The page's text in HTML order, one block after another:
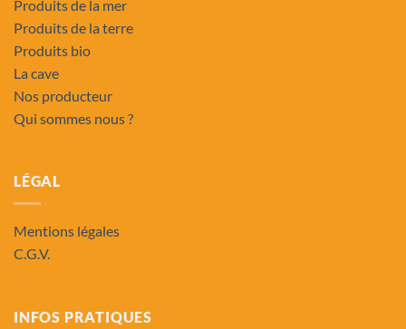
Produits de la mer
Produits de la terre
Produits bio
La cave
Nos producteur
Qui sommes nous ?
LÉGAL
Mentions légales
C.G.V.
INFOS PRATIQUES